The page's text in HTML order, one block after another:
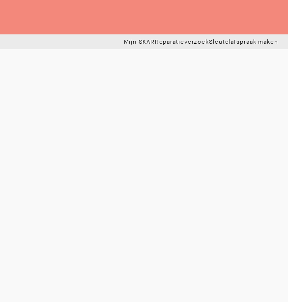
Mijn SKAR ReparatieverzoekSleutelafspraak maken